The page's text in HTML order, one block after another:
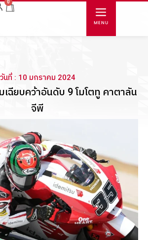
0
วันที่ : 10 มกราคม 2024
ฉียบคว้าอันดับ 9 โมโตทู คาตาลัน
จีพี